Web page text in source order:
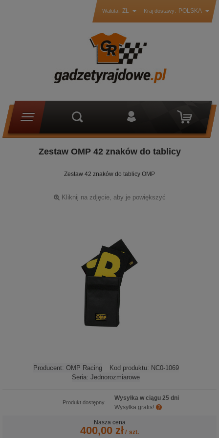
Waluta: ZŁ Kraj dostawy: POLSKA
Zestaw OMP 42 znaków do tablicy
Zestaw 42 znaków do tablicy OMP
Kliknij na zdjęcie, aby je powiększyć
Producent: OMP Racing Kod produktu: NC0-1069
Seria: Jednorozmiarowe
Produkt dostępny
Wysyłka w ciągu 25 dni
Wysyłka gratis!
Nasza cena
400,00 zł / szt.